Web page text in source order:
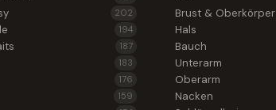
202
194
187
183
176
159
Brust & Oberkörper
Hals
Bauch
Unterarm
Oberarm
Nacken